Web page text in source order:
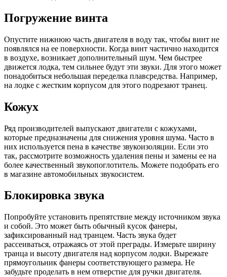
Погружение винта
Опустите нижнюю часть двигателя в воду так, чтобы винт не
появлялся на ее поверхности. Когда винт частично находится
в воздухе, возникает дополнительный шум. Чем быстрее
движется лодка, тем сильнее будут эти звуки. Для этого может
понадобиться небольшая переделка плавсредства. Например,
на лодке с жестким корпусом для этого подрезают транец.
Кожух
Ряд производителей выпускают двигатели с кожухами,
которые предназначены для снижения уровня шума. Часто в
них используется пена в качестве звукоизоляции. Если это
так, рассмотрите возможность удаления пены и замены ее на
более качественный звукопоглотитель. Можете подобрать его
в магазине автомобильных звукосистем.
Блокировка звука
Попробуйте установить препятствие между источником звука
и собой. Это может быть обычный кусок фанеры,
зафиксированный над транцем. Часть звука будет
рассеиваться, отражаясь от этой преграды. Измерьте ширину
транца и высоту двигателя над корпусом лодки. Вырежьте
прямоугольник фанеры соответствующего размера. Не
забудьте проделать в нем отверстие для ручки двигателя.